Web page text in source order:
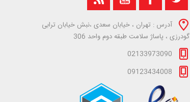
آدرس : تهران ، خیابان سعدی ،نبش خیابان ترابی
گودرزی ، پاساژ سلامت طبقه دوم واحد 306
02133973090
09123434008